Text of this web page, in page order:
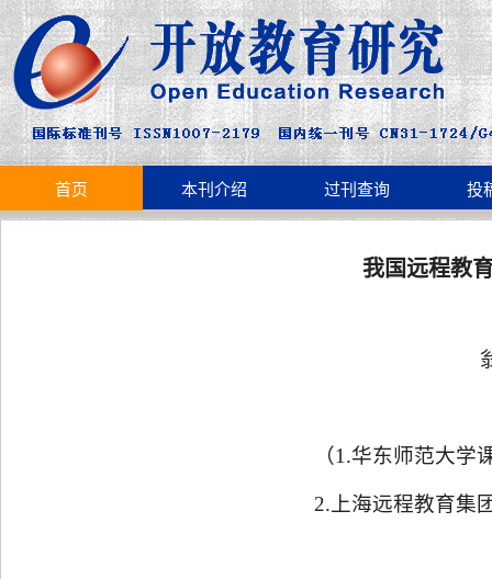
首页 本刊介绍 过刊查询 投
我国远程教
（1.华东师范大学
2. 上海远程教育集